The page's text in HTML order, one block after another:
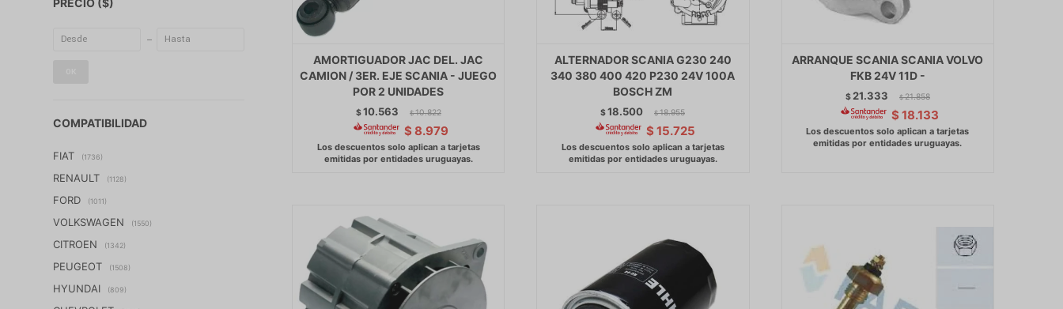
AMORTIGUADOR JAC DEL. JAC
CAMION / 3ER. EJE SCANIA - JUEGO
POR 2 UNIDADES
$10.563 $ 10.822
$ 8.979
ALTERNADOR SCANIA G230 240
340 380 400 420 P230 24V 100A
BOSCH ZM
$18.500 $ 18.955
$ 15.725
ARRANQUE SCANIA SCANIA VOLVO
FKB 24V 11D -
$ 21.333 $ 21.858
$ 18.133
PRECIO ($)
COMPATIBILIDAD
FIAT (1736)
RENAULT (1128)
FORD (1011)
VOLKSWAGEN (1550)
CITROEN (1342)
PEUGEOT (1508)
HYUNDAI (809)